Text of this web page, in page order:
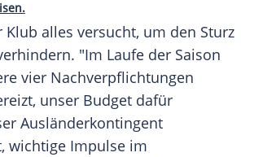
Klub alles versucht, um den Sturz
"Im Laufe der Saison
vier Nachverpflichtungen
unser Budget dafür
Ausländerkontingent
wichtige Impulse im